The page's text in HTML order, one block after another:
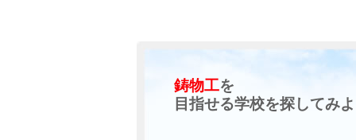
鋳物工を
目指せる学校を探してみ